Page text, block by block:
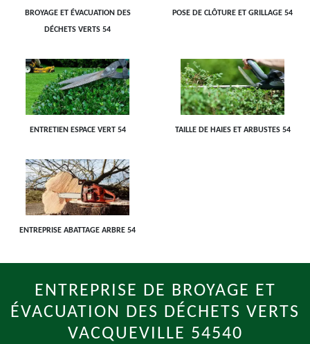
BROYAGE ET ÉVACUATION DES
DÉCHETS VERTS 54
POSE DE CLÔTURE ET GRILLAGE 54
ENTRETIEN ESPACE VERT 54 TAILLE DE HAIES ET ARBUSTES 54
ENTREPRISE ABATTAGE ARBRE 54
ENTREPRISE DE BROYAGE ET
ÉVACUATION DES DÉCHETS VERTS
VACQUEVILLE 54540